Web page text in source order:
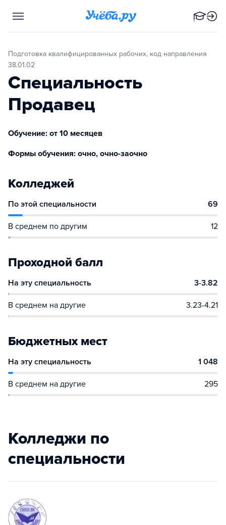
Подготовка квалифицированных рабочих, код направления
38.01.02
Специальность
Продавец
Обучение: от 10 месяцев
Формы обучения: очно, очно-заочно
Колледжей
По этой специальности 69
В среднем по другим 12
Проходной балл
На эту специальность 3-3.82
В среднем на другие 3.23-4.21
Бюджетных мест
На эту специальность 1 048
В среднем на другие 295
Колледжи по
специальности